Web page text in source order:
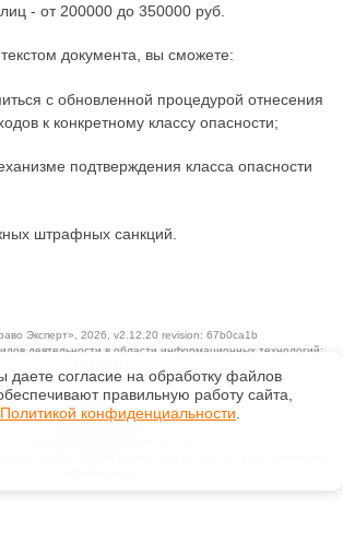
- от 200000 до 350000 руб.
документа, вы сможете:
с обновленной процедурой отнесения
к конкретному классу опасности;
подтверждения класса опасности
штрафных санкций.
Эксперт» , 2026, v2.12.20 revision: 67b0ca1b
деятельности в области информационных технологий:
Ценовая политика
Технологии
АО «Кодекс» в Реестре российского программного
даете согласие на обработку файлов
правильную работу сайта,
Политикой конфиденциальности